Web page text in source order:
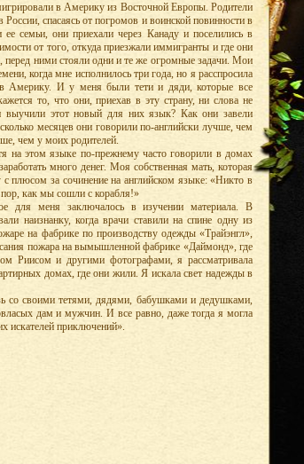
в Америку из Восточной Европы. Родители
России, спасаясь от погромов и воинской повинности в
семьи, они приехали через Канаду и поселились в
от того, откуда приезжали иммигранты и где они
перед ними стояли одни и те же огромные задачи. Мои
когда мне исполнилось три года, но я расспросила
Америку. И у меня были тети и дяди, которые все
то, что они, приехав в эту страну, ни слова не
выучили этот новый для них язык? Как они завели
месяцев они говорили по-английски лучше, чем
чем у моих родителей.
на этом языке по-прежнему часто говорили в домах
много денег. Моя собственная мать, которая
с плюсом за сочинение на английском языке: «Никто в
пор, как мы сошли с корабля!»
для меня заключалось в изучении материала. В
наизнанку, когда врачи ставили на спине одну из
на фабрике по производству одежды «Трайэнгл»,
пожара на вымышленной фабрике «Даймонд», где
Риисом и другими фотографами, я рассматривала
домах, где они жили. Я искала свет надежды в
со своими тетями, дядями, бабушками и дедушками,
дам и мужчин. И все равно, даже тогда я могла
искателей приключений».